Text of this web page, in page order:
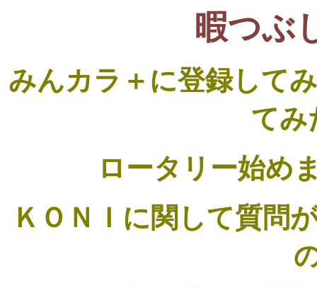
暇つぶ
みんカラ＋に登録して
てみ
ロータリー始め
ＫＯＮＩに関して質問